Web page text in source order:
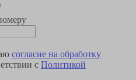
согласие на обработку
с Политикой